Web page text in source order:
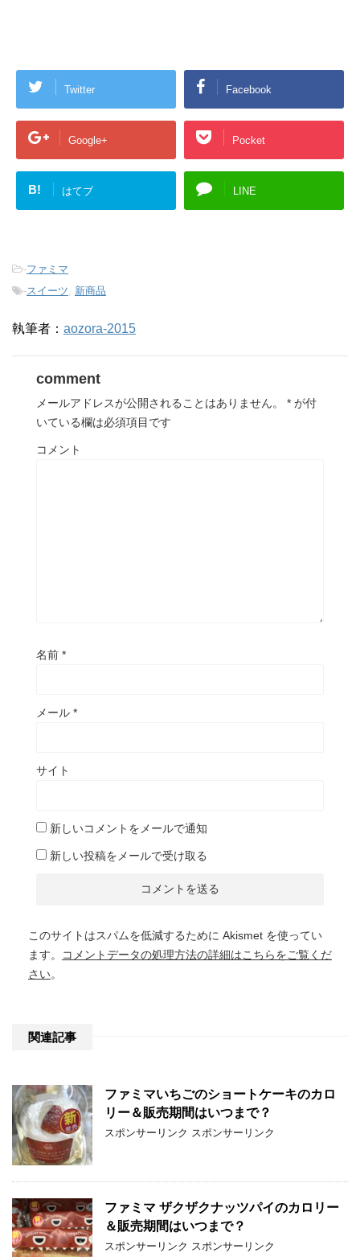
Twitter Facebook
Google+ Pocket
B! はてブ LINE
-ファミマ
-スイーツ, 新商品
執筆者： aozora-2015
comment
メールアドレスが公開されることはありません。 * が付
いている欄は必須項目です
コメント
名前 *
メール *
サイト
新しいコメントをメールで通知
新しい投稿をメールで受け取る
このサイトはスパムを低減するために Akismet を使ってい
ます。
コメントデータの処理方法の詳細はこちらをご覧くだ
さい。
関連記事
ファミマいちごのショートケーキのカロ
リー＆販売期間はいつまで？
スポンサーリンク スポンサーリンク
ファミマ ザクザクナッツパイのカロリー
＆販売期間はいつまで？
スポンサーリンク スポンサーリンク